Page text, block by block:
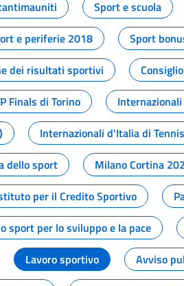
Sport e scuola
e periferie 2018 Sport
dei risultati sportivi
Finals di Torino
Internazionali d'Italia di Tennis
dello sport Milano Cortina
per il Credito Sportivo
sport per lo sviluppo e la pace
Lavoro sportivo Avviso